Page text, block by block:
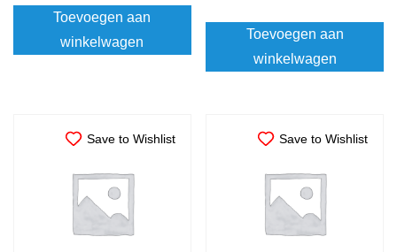
Toevoegen aan
winkelwagen
Toevoegen aan
winkelwagen
Save to Wishlist Save to Wishlist